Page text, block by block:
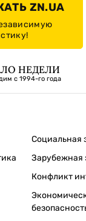
ZN.UA
НЕДЕЛИ
с 1994-го года
Социальная
Зарубежная
Конфликт